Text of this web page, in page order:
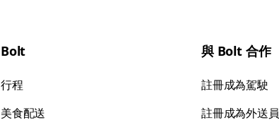
Bolt
行程
美食配送
與 Bolt 合作
註冊成為駕駛
註冊成為外送員